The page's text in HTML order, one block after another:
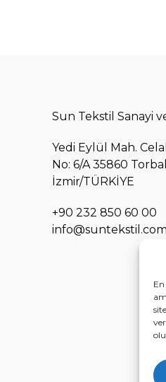
Sun Tekstil Sanayi
Yedi Eylül Mah.
No: 6/A 35860
İzmir/TÜRKİYE
+90 232 850 60 00